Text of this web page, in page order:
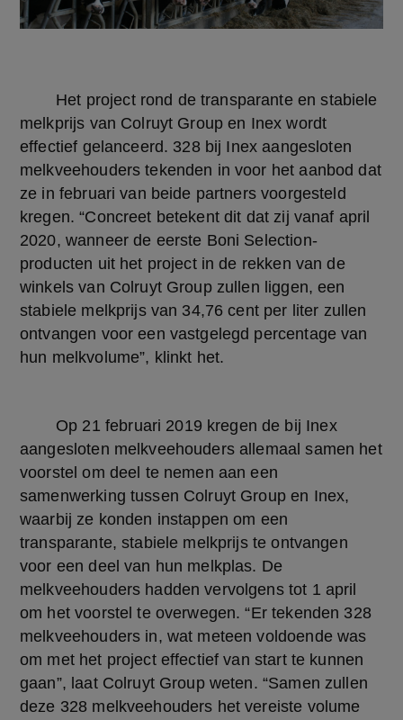
melkprijs van Colruyt Group en Inex wordt
effectief gelanceerd. 328 bij Inex aangesloten
melkveehouders tekenden in voor het aanbod dat
ze in februari van beide partners voorgesteld
kregen. “Concreet betekent dit dat zij vanaf april
2020, wanneer de eerste Boni Selection-
producten uit het project in de rekken van de
winkels van Colruyt Group zullen liggen, een
stabiele melkprijs van 34,76 cent per liter zullen
ontvangen voor een vastgelegd percentage van
hun melkvolume”, klinkt het.
aangesloten melkveehouders allemaal samen het
voorstel om deel te nemen aan een
samenwerking tussen Colruyt Group en Inex,
waarbij ze konden instappen om een
transparante, stabiele melkprijs te ontvangen
voor een deel van hun melkplas. De
melkveehouders hadden vervolgens tot 1 april
om het voorstel te overwegen. “Er tekenden 328
melkveehouders in, wat meteen voldoende was
om met het project effectief van start te kunnen
gaan”, laat Colruyt Group weten. “Samen zullen
deze 328 melkveehouders het vereiste volume